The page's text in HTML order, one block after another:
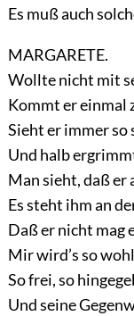
Es muß auch
MARGARETE.
Wollte nicht mit
Kommt er einmal
Sieht er immer
Und halb
Man sieht, daß
Es steht ihm an
Daß er nicht mag
Mir wird’s so
So frei, so
Und seine